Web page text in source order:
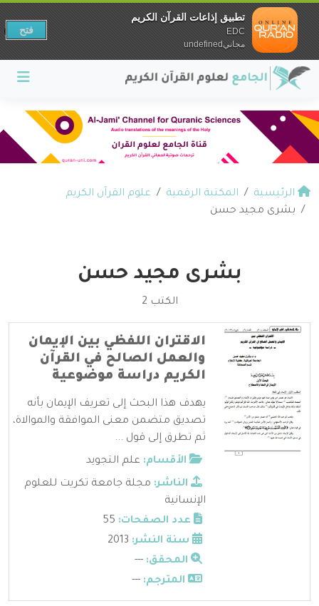
الرئيسية المكتبة الرقمية
علوم القرآن الكريم
بشرى مجيد حسن
بشرى مجيد حسن
الكتب 2
الاقتران اللفظي بين الإيمان
والعمل الصالح في القرآن
الكريم دراسة موضوعية
يهدف هذا البحث إلى تعريف الإيمان بأنه
تصديق متضمن معنى الموافقة والموالاة،
ثم تطرق إلى قول ...
الأقسام: علم التجويد
الناشر: مجلة جامعة تكريت للعلوم
الإنسانية
عدد الصفحات:
سنة النشر:
المحقق: ---
المترجم: ---
تطبيق إذاعات القرآن الكريم
EDC
مجانيundefined
فتح